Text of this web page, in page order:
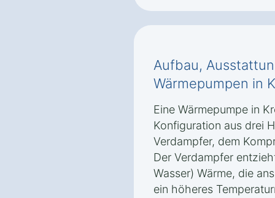
Aufbau,
Wärmepumpen in
Eine Wärmepumpe in
Konfiguration aus drei
Verdampfer, dem
Der Verdampfer
Wasser) Wärme, die
ein höheres